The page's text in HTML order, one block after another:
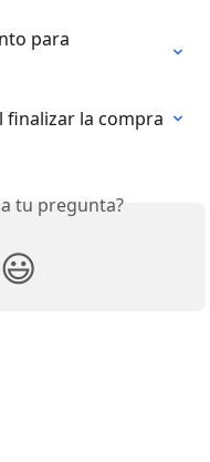
para
finalizar la compra
tu pregunta?
😃